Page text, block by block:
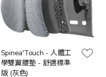
Spinea'Touch - 人體工
學雙翼腰墊 - 舒適標準
版 (灰色)